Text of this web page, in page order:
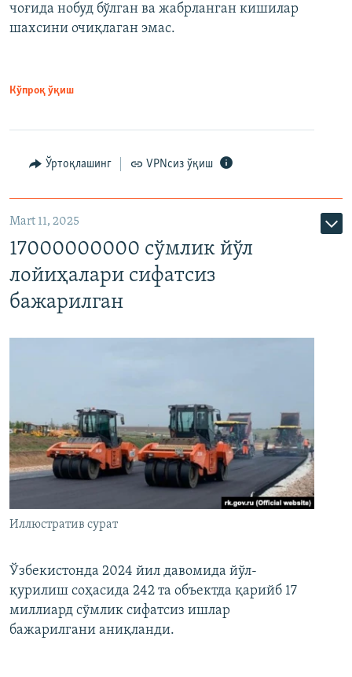
чоғида нобуд бўлган ва жабрланган кишилар
шахсини очиқлаган эмас.
Кўпроқ ўқиш
Ўртоқлашинг VPNсиз ўқиш
Mart 11, 2025
17000000000 сўмлик йўл
лойиҳалари сифатсиз
бажарилган
Иллюстратив сурат
Ўзбекистонда 2024 йил давомида йўл-
қурилиш соҳасида 242 та объектда қарийб 17
миллиард сўмлик сифатсиз ишлар
бажарилгани аниқланди.